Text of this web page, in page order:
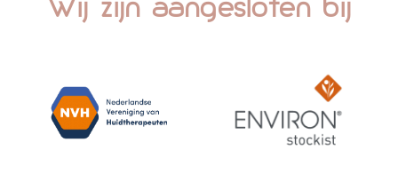
Wij zijn aangesloten bij